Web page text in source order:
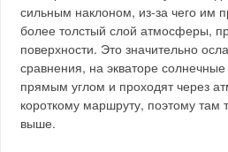
сильным наклоном, из-за чего им
более толстый слой атмосферы,
поверхности. Это значительно
сравнения, на экваторе
прямым углом и проходят через
короткому маршруту, поэтому там
выше.